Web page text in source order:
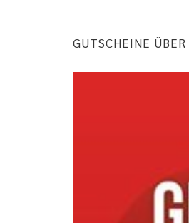
GUTSCHEINE